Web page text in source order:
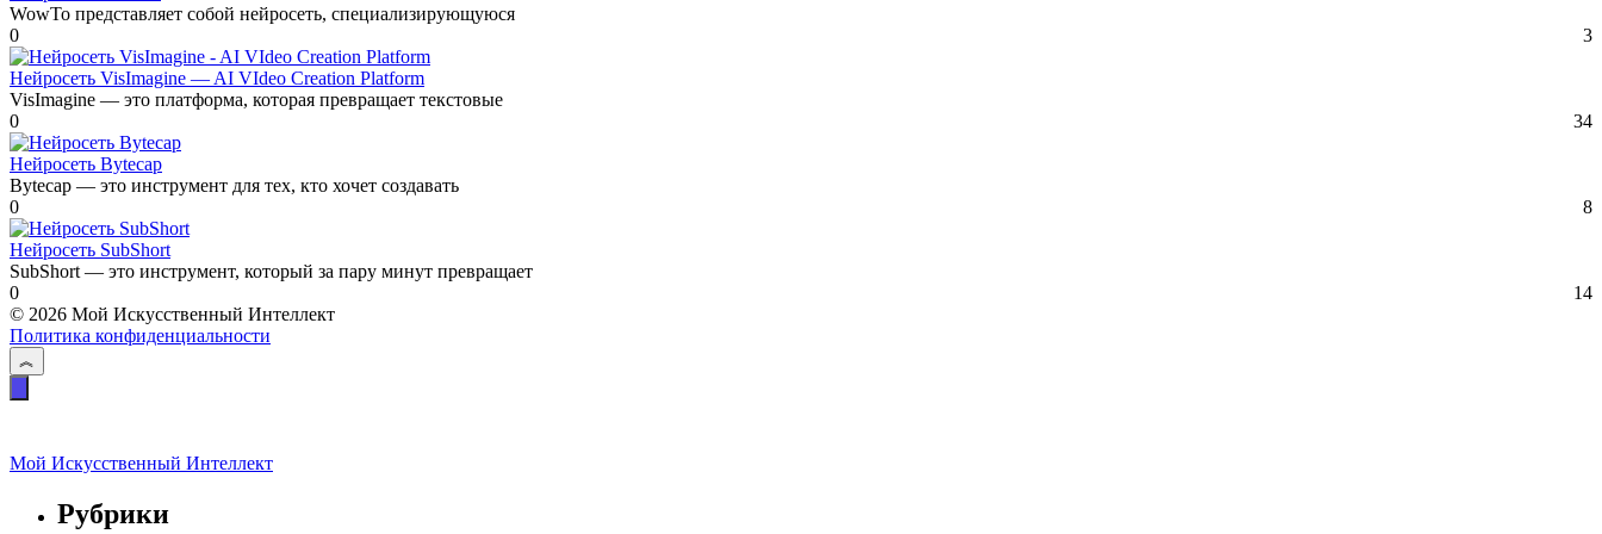
WowTo представляет собой нейросеть, специализирующуюся
0
3
Нейросеть VisImagine — AI VIdeo Creation Platform
VisImagine — это платформа, которая превращает текстовые
0
34
Нейросеть Bytecap
Bytecap — это инструмент для тех, кто хочет создавать
0
8
Нейросеть SubShort
SubShort — это инструмент, который за пару минут превращает
0
14
© 2026 Мой Искусственный Интеллект
Политика конфиденциальности
Мой Искусственный Интеллект
Рубрики